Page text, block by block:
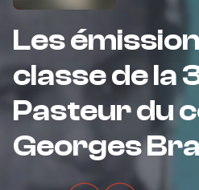
Les
classe de la
Pasteur du
Georges